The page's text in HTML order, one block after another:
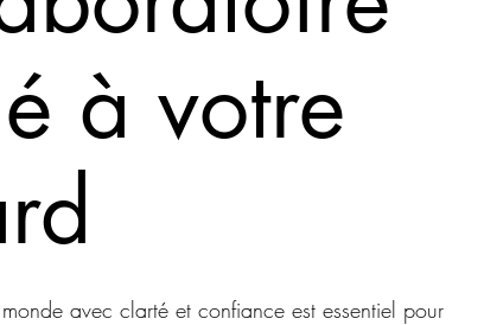
à votre
avec clarté et confiance est essentiel pour